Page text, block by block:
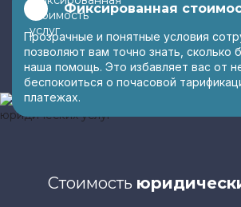
Фиксированная
Прозрачные и понятные условия
позволяют вам точно знать, сколько
наша помощь. Это избавляет вас от
беспокоиться о почасовой
платежах.
Стоимость